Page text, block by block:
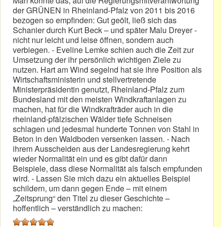
der GRÜNEN in Rheinland-Pfalz von 2011 bis 2016
bezogen so empfinden: Gut geölt, ließ sich das
Schanier durch Kurt Beck – und später Malu Dreyer -
nicht nur leicht und leise öffnen, sondern auch
verbiegen. - Eveline Lemke schien auch die Zeit zur
Umsetzung der ihr persönlich wichtigen Ziele zu
nutzen. Hart am Wind segelnd hat sie ihre Position als
Wirtschaftsministerin und stellvertretende
Ministerpräsidentin genutzt, Rheinland-Pfalz zum
Bundesland mit den meisten Windkraftanlagen zu
machen, hat für die Windkrafträder auch in die
rheinland-pfälzischen Wälder tiefe Schneisen
schlagen und jedesmal hunderte Tonnen von Stahl in
Beton in den Waldboden versenken lassen. - Nach
ihrem Ausscheiden aus der Landesregierung kehrt
wieder Normalität ein und es gibt dafür dann
Beispiele, dass diese Normalität als falsch empfunden
wird. - Lassen Sie mich dazu ein aktuelles Beispiel
schildern, um dann gegen Ende – mit einem
„Zeitsprung“ den Titel zu dieser Geschichte –
hoffentlich – verständlich zu machen: